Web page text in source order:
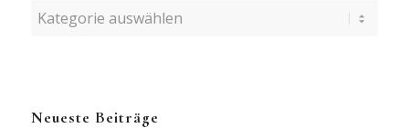
Kategorien
Neueste Beiträge